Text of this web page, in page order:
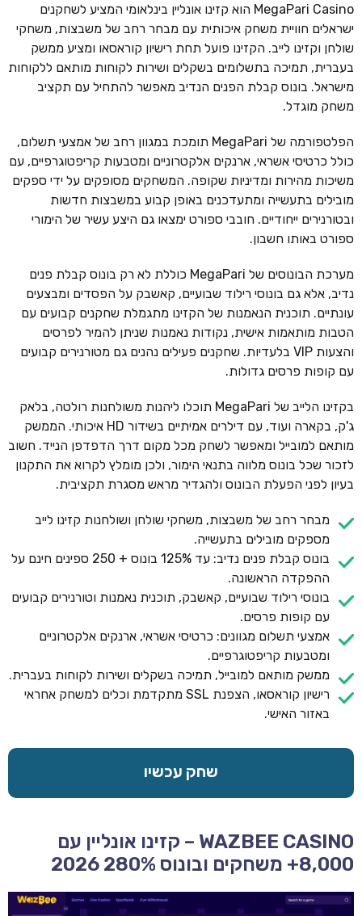
MegaPari Casino הוא קזינו אונליין בינלאומי המציע לשחקנים
ישראלים חוויית משחק איכותית עם מבחר רחב של משבצות, משחקי
שולחן וקזינו לייב. הקזינו פועל תחת רישיון קוראסאו ומציע ממשק
בעברית, תמיכה בתשלומים בשקלים ושירות לקוחות מותאם ללקוחות
מישראל. בונוס קבלת הפנים הנדיב מאפשר להתחיל עם תקציב
משחק מוגדל.
הפלטפורמה של MegaPari תומכת במגוון רחב של אמצעי תשלום,
כולל כרטיסי אשראי, ארנקים אלקטרוניים ומטבעות קריפטוגרפיים, עם
משיכות מהירות ומדיניות שקופה. המשחקים מסופקים על ידי ספקים
מובילים בתעשייה ומתעדכנים באופן קבוע במשבצות חדשות
ובטורנירים ייחודיים. חובבי ספורט ימצאו גם היצע עשיר של הימורי
ספורט באותו חשבון.
מערכת הבונוסים של MegaPari כוללת לא רק בונוס קבלת פנים
נדיב, אלא גם בונוסי רילוד שבועיים, קאשבק על הפסדים ומבצעים
עונתיים. תוכנית הנאמנות של הקזינו מתגמלת שחקנים קבועים עם
הטבות מותאמות אישית, נקודות נאמנות שניתן להמיר לפרסים
והצעות VIP בלעדיות. שחקנים פעילים נהנים גם מטורנירים קבועים
עם קופות פרסים גדולות.
בקזינו הלייב של MegaPari תוכלו ליהנות משולחנות רולטה, בלאק
ג'ק, בקארה ועוד, עם דילרים אמיתיים בשידור HD איכותי. הממשק
מותאם למובייל ומאפשר לשחק מכל מקום דרך הדפדפן הנייד. חשוב
לזכור שכל בונוס מלווה בתנאי הימור, ולכן מומלץ לקרוא את התקנון
בעיון לפני הפעלת הבונוס ולהגדיר מראש מסגרת תקציבית.
מבחר רחב של משבצות, משחקי שולחן ושולחנות קזינו לייב
מספקים מובילים בתעשייה.
בונוס קבלת פנים נדיב: עד 125% בונוס + 250 ספינים חינם על
ההפקדה הראשונה.
בונוסי רילוד שבועיים, קאשבק, תוכנית נאמנות וטורנירים קבועים
עם קופות פרסים.
אמצעי תשלום מגוונים: כרטיסי אשראי, ארנקים אלקטרוניים
ומטבעות קריפטוגרפיים.
ממשק מותאם למובייל, תמיכה בשקלים ושירות לקוחות בעברית.
רישיון קוראסאו, הצפנת SSL מתקדמת וכלים למשחק אחראי
באזור האישי.
שחק עכשיו
WAZBEE CASINO – קזינו אונליין עם
8,000+ משחקים ובונוס 280% 2026